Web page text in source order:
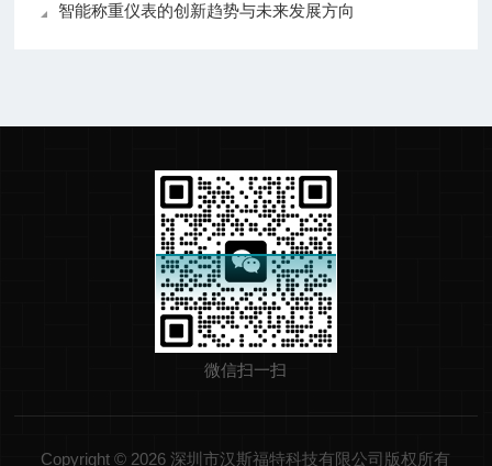
智能称重仪表的创新趋势与未来发展方向
微信扫一扫
Copyright © 2026 深圳市汉斯福特科技有限公司版权所有